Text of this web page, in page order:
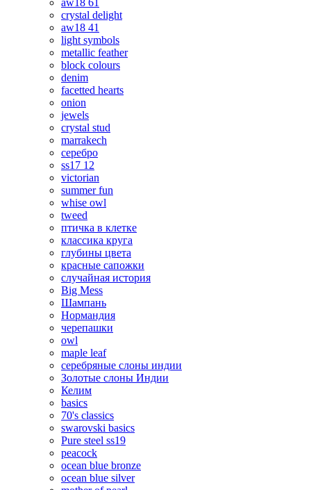
aw18 61
crystal delight
aw18 41
light symbols
metallic feather
block colours
denim
facetted hearts
onion
jewels
crystal stud
marrakech
серебро
ss17 12
victorian
summer fun
whise owl
tweed
птичка в клетке
классика круга
глубины цвета
красные сапожки
случайная история
Big Mess
Шампань
Нормандия
черепашки
owl
maple leaf
серебряные слоны индии
Золотые слоны Индии
Келим
basics
70's classics
swarovski basics
Pure steel ss19
peacock
ocean blue bronze
ocean blue silver